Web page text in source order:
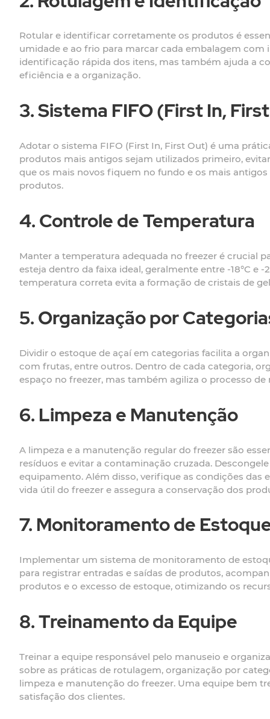
Rotular e identificar corretamente os produtos é
umidade e ao frio para marcar cada embalagem
identificação rápida dos itens, mas também ajuda a
eficiência e a organização.
3. Sistema FIFO (First In,
Adotar o sistema FIFO (First In, First Out) é uma
produtos mais antigos sejam utilizados primeiro,
que os mais novos fiquem no fundo e os mais
produtos.
4. Controle de Temperatura
Manter a temperatura adequada no freezer é crucial
esteja dentro da faixa ideal, geralmente entre -18°C e
temperatura correta evita a formação de cristais de
5. Organização por
Dividir o estoque de açaí em categorias facilita a
com frutas, entre outros. Dentro de cada categoria,
espaço no freezer, mas também agiliza o processo
6. Limpeza e Manutenção
A limpeza e a manutenção regular do freezer são
resíduos e evitar a contaminação cruzada.
equipamento. Além disso, verifique as condições
vida útil do freezer e assegura a conservação dos
7. Monitoramento de
Implementar um sistema de monitoramento de
para registrar entradas e saídas de produtos,
produtos e o excesso de estoque, otimizando os
8. Treinamento da Equipe
Treinar a equipe responsável pelo manuseio e
sobre as práticas de rotulagem, organização por
limpeza e manutenção do freezer. Uma equipe bem
satisfação dos clientes.